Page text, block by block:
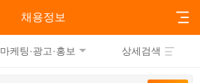
채용정보
마케팅·광고·홍보 상세검색